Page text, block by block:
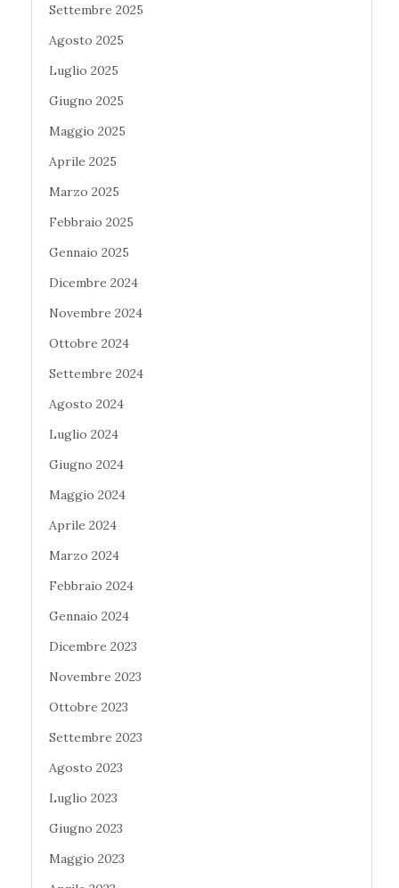
Settembre 2025
Agosto 2025
Luglio 2025
Giugno 2025
Maggio 2025
Aprile 2025
Marzo 2025
Febbraio 2025
Gennaio 2025
Dicembre 2024
Novembre 2024
Ottobre 2024
Settembre 2024
Agosto 2024
Luglio 2024
Giugno 2024
Maggio 2024
Aprile 2024
Marzo 2024
Febbraio 2024
Gennaio 2024
Dicembre 2023
Novembre 2023
Ottobre 2023
Settembre 2023
Agosto 2023
Luglio 2023
Giugno 2023
Maggio 2023